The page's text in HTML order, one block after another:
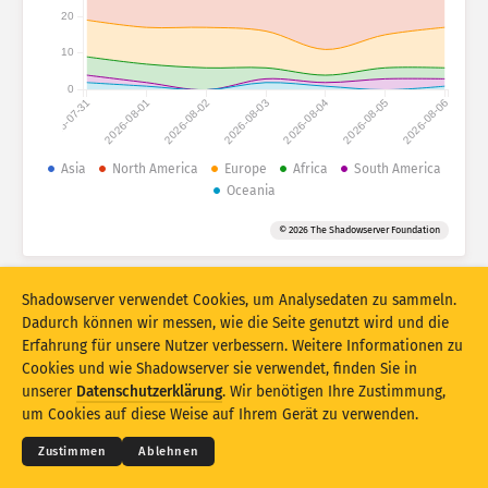
Angriffsstatistiken: Geräte
Datensatz
Limit
Überlappend
Aktualisieren Zurücksetzen
Als PNG herunterladen
2026-07-31 2026-08-01 2026-08-02 2026-08-03 2026-08-04 2026-08-05 2026-08-06
0
10
20
Asia North America Europe Africa
South America
Oceania
© 2026 The Shadowserver Foundation
© 2026THE SHADOWSERVER FOUNDATION
Datenschutz und AGB
Kontakt Danksagungen
Shadowserver verwendet Cookies, um Analysedaten zu sammeln.
Dadurch können wir messen, wie die Seite genutzt wird und die
Erfahrung für unsere Nutzer verbessern. Weitere Informationen zu
Cookies und wie Shadowserver sie verwendet, finden Sie in
unserer Datenschutzerklärung. Wir benötigen Ihre Zustimmung,
um Cookies auf diese Weise auf Ihrem Gerät zu verwenden.
Zustimmen Ablehnen